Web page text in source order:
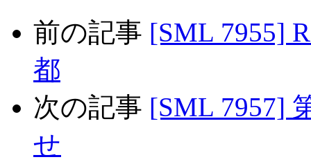
前の記事 [SML 7955]
都
次の記事 [SML 7957]
せ